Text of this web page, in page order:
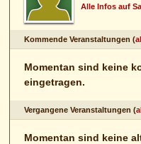
Alle Infos auf
Kommende Veranstaltungen (
Momentan sind keine
eingetragen.
Vergangene Veranstaltungen (
Momentan sind keine